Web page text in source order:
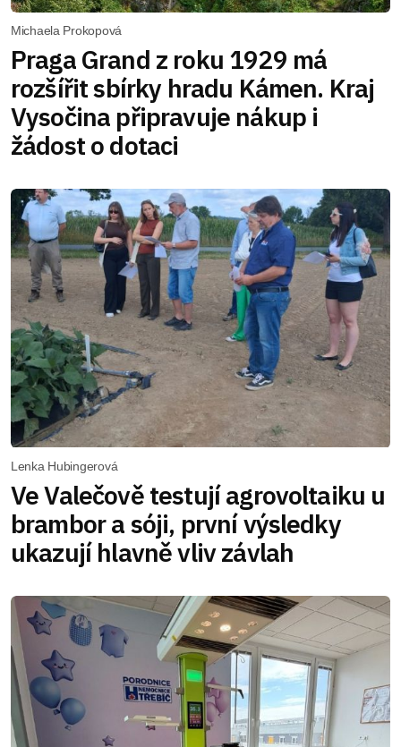
Michaela Prokopová
Praga Grand z roku 1929 má
rozšířit sbírky hradu Kámen. Kraj
Vysočina připravuje nákup i
žádost o dotaci
Lenka Hubingerová
Ve Valečově testují agrovoltaiku u
brambor a sóji, první výsledky
ukazují hlavně vliv závlah